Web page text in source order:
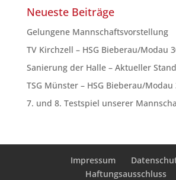
Neueste Beiträge
Gelungene Mannschaftsvorstellung
TV Kirchzell – HSG Bieberau/Modau
Sanierung der Halle – Aktueller
TSG Münster – HSG Bieberau/Modau
7. und 8. Testspiel unserer
Impressum
Haftungsausschluss